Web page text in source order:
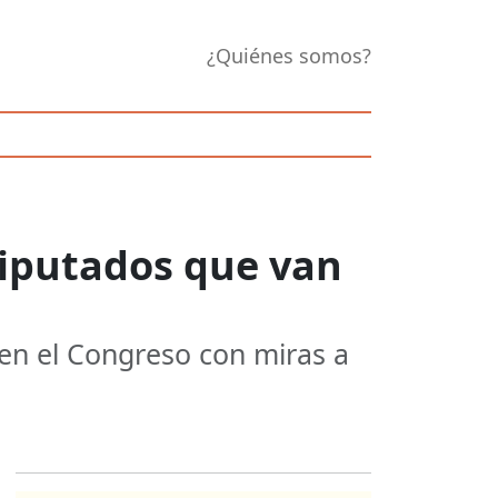
¿Quiénes somos?
que van
el Congreso con miras a